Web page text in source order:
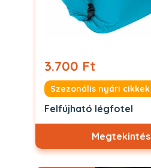
3.700 Ft
Szezonális nyári cikkek
Felfújható légfotel
Megtekintés